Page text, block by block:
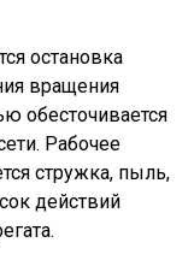
остановка
вращения
обесточивается
Рабочее
стружка, пыль,
действий